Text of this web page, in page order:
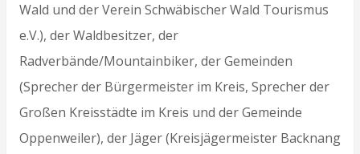
Wald und der Verein Schwäbischer Wald Tourismus
e.V.), der Waldbesitzer, der
Radverbände/Mountainbiker, der Gemeinden
(Sprecher der Bürgermeister im Kreis, Sprecher der
Großen Kreisstädte im Kreis und der Gemeinde
Oppenweiler), der Jäger (Kreisjägermeister Backnang